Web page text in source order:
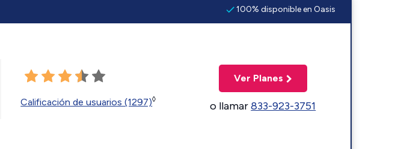
100% disponible en Oasis
Calificación de usuarios (1297)◊
Ver Planes
o llamar833-923-3751